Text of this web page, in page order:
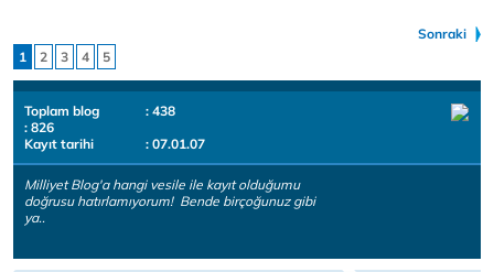
Sonraki
1
2 3 4 5
Toplam blog
: 438
: 826
Kayıt tarihi
: 07.01.07
Milliyet Blog'a hangi vesile ile kayıt olduğumu
doğrusu hatırlamıyorum! Bende birçoğunuz gibi
ya..